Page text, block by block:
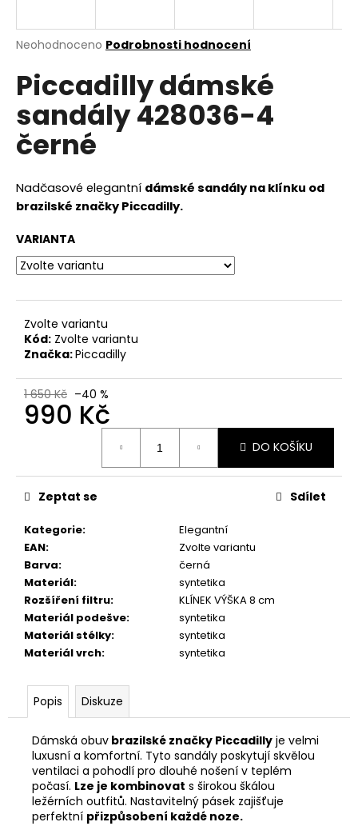
Průměrné
produktu
je
z
5
hvězdiček.
Neohodnoceno Podrobnosti hodnocení
Piccadilly dámské
sandály 428036-4
černé
Nadčasové elegantní dámské sandály na klínku od
brazilské značky Piccadilly.
VARIANTA
Zvolte variantu
Kód: Zvolte variantu
Značka:Piccadilly
1 650 Kč –40 %
990 Kč
DO KOŠÍKU
Kategorie:
Elegantní
EAN:
Zvolte variantu
Barva:
černá
Materiál:
syntetika
Rozšíření filtru:
KLÍNEK VÝŠKA 8 cm
Materiál podešve:
syntetika
Materiál stélky:
syntetika
Materiál vrch: syntetika
Zeptat se Sdílet
Popis Diskuze
Dámská obuv brazilské značky Piccadilly je velmi
luxusní a komfortní. Tyto sandály poskytují skvělou
ventilaci a pohodlí pro dlouhé nošení v teplém
počasí. Lze je kombinovat s širokou škálou
ležérních outfitů. Nastavitelný pásek zajišťuje
perfektní přizpůsobení každé noze.
j
t
?
HLEDAT
D
o
o
u
č
u
m
PICCADILLY
DÁMSKÉ
PANTOFLE
274061-
BÍLÉ
894
Kč
Původně:
490
Kč